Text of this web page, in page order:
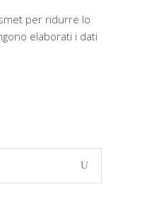
per ridurre lo
elaborati i dati